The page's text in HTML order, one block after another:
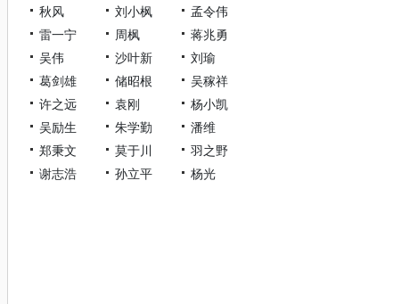
秋风
刘小枫
孟令伟
雷一宁
周枫
蒋兆勇
吴伟
沙叶新
刘瑜
葛剑雄
储昭根
吴稼祥
许之远
袁刚
杨小凯
吴励生
朱学勤
潘维
郑秉文
莫于川
羽之野
谢志浩
孙立平 杨光